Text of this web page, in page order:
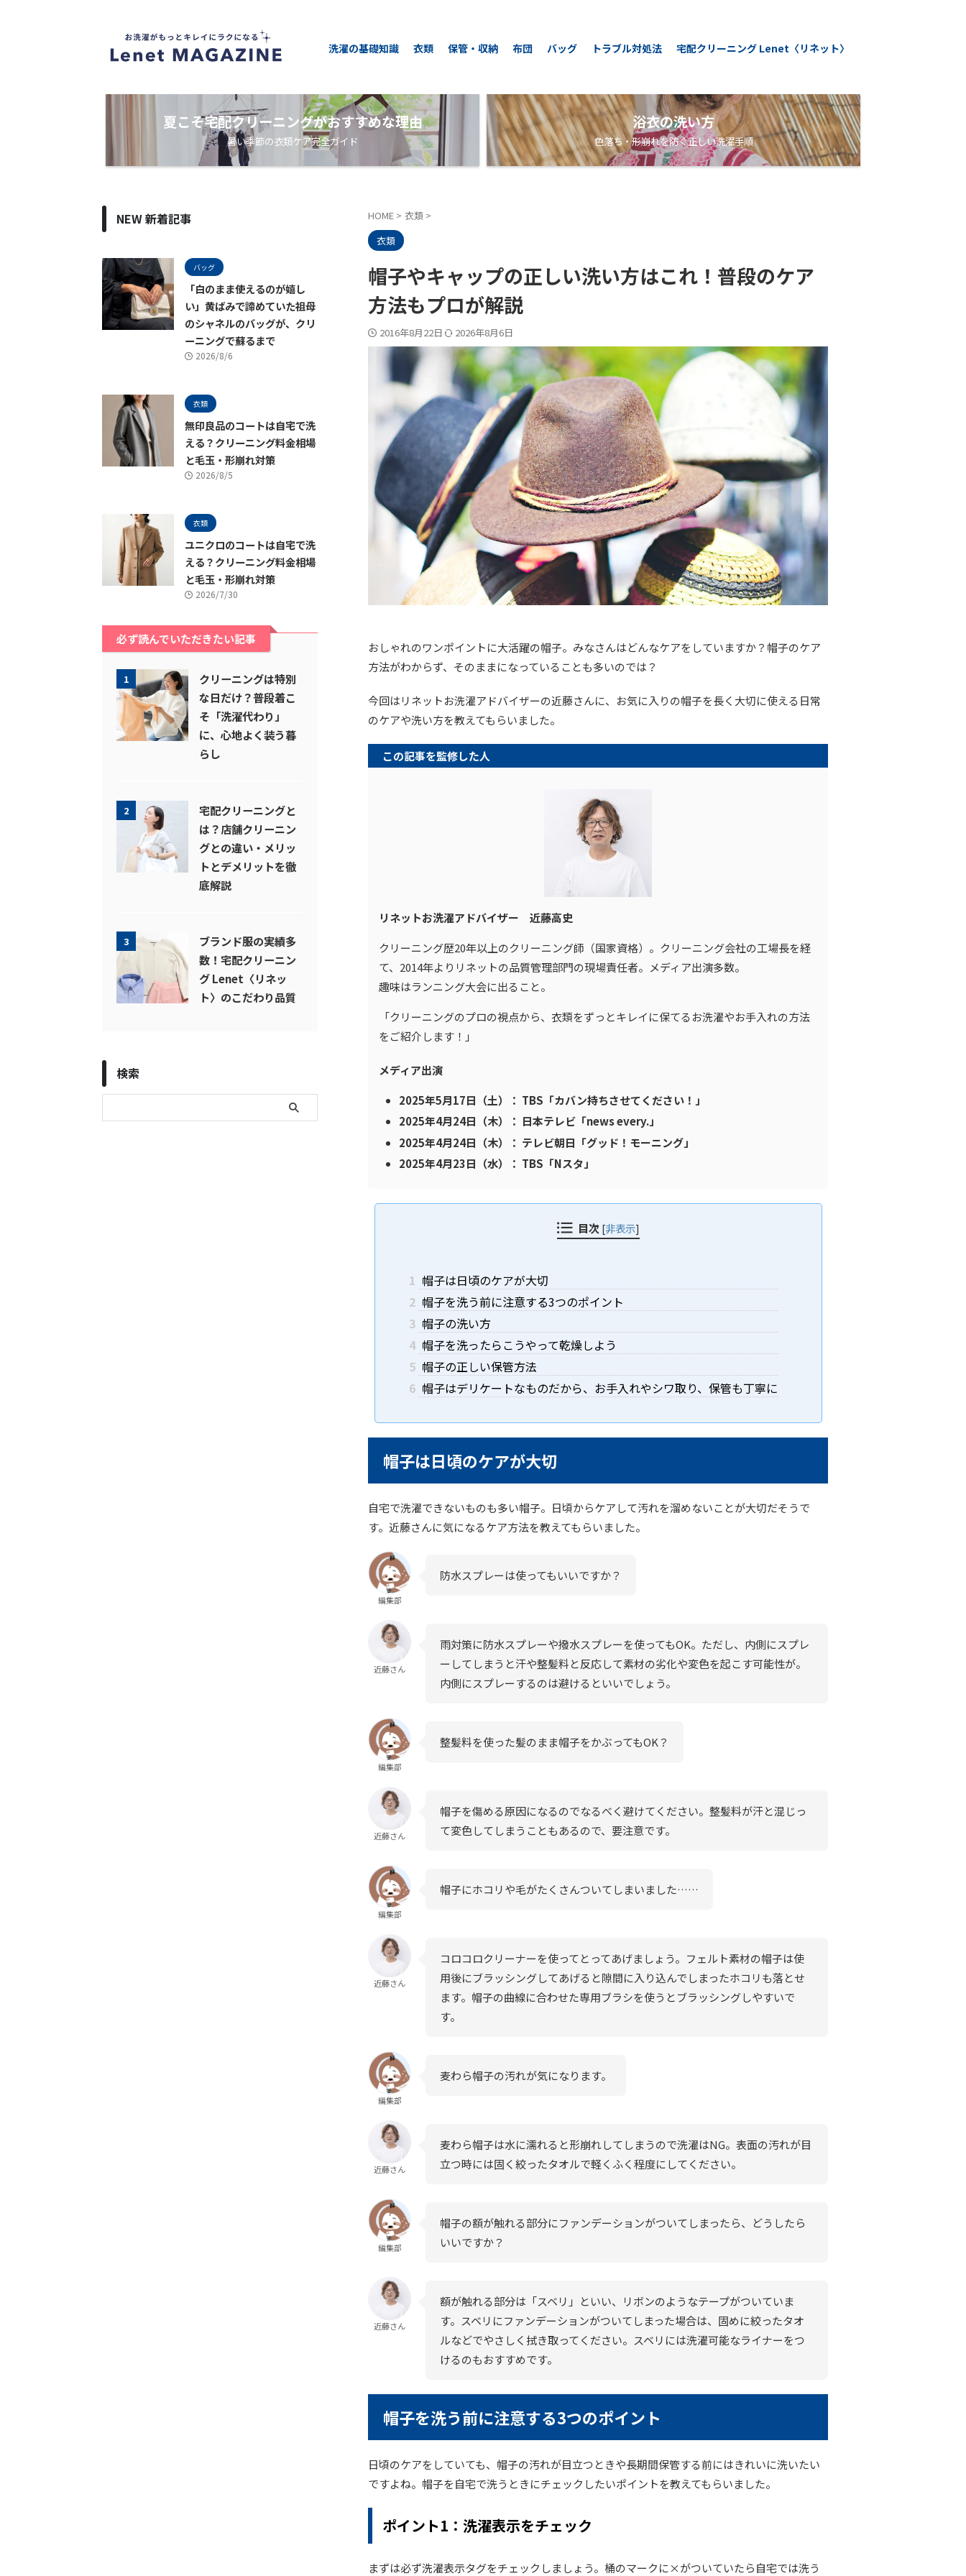
類
ケ
洗
ウ
ハ
ウ
メ
洗濯の基礎知識 衣類 保管・収納 布団 バッグ トラブル対処法 宅配クリーニング Lenet〈リネット〉
夏こそ宅配クリーニングがおすすめな理由
暑い季節の衣類ケア完全ガイド
浴衣の洗い方
色落ち・形崩れを防ぐ正しい洗濯手順
HOME > 衣類 >
衣類
帽子やキャップの正しい洗い方はこれ！普段のケア
方法もプロが解説
2016年8月22日 2026年8月6日
おしゃれのワンポイントに大活躍の帽子。みなさんはどんなケアをしていますか？帽子のケア
方法がわからず、そのままになっていることも多いのでは？
今回はリネットお洗濯アドバイザーの近藤さんに、お気に入りの帽子を長く大切に使える日常
のケアや洗い方を教えてもらいました。
この記事を監修した人
リネットお洗濯アドバイザー 近藤高史
クリーニング歴20年以上のクリーニング師（国家資格）。クリーニング会社の工場長を経
て、2014年よりリネットの品質管理部門の現場責任者。メディア出演多数。
趣味はランニング大会に出ること。
「クリーニングのプロの視点から、衣類をずっとキレイに保てるお洗濯やお手入れの方法
をご紹介します！」
メディア出演
2025年5月17日（土）： TBS「カバン持ちさせてください！」
2025年4月24日（木）： 日本テレビ「news every.」
2025年4月24日（木）： テレビ朝日「グッド！モーニング」
2025年4月23日（水）： TBS「Nスタ」
目次 [非表示]
1 帽子は日頃のケアが大切
2 帽子を洗う前に注意する3つのポイント
3 帽子の洗い方
4 帽子を洗ったらこうやって乾燥しよう
5 帽子の正しい保管方法
6 帽子はデリケートなものだから、お手入れやシワ取り、保管も丁寧に
帽子は日頃のケアが大切
自宅で洗濯できないものも多い帽子。日頃からケアして汚れを溜めないことが大切だそうで
す。近藤さんに気になるケア方法を教えてもらいました。
編集部
防水スプレーは使ってもいいですか？
近藤さん
雨対策に防水スプレーや撥水スプレーを使ってもOK。ただし、内側にスプレ
ーしてしまうと汗や整髪料と反応して素材の劣化や変色を起こす可能性が。
内側にスプレーするのは避けるといいでしょう。
編集部
整髪料を使った髪のまま帽子をかぶってもOK？
近藤さん
帽子を傷める原因になるのでなるべく避けてください。整髪料が汗と混じっ
て変色してしまうこともあるので、要注意です。
編集部
帽子にホコリや毛がたくさんついてしまいました……
近藤さん
コロコロクリーナーを使ってとってあげましょう。フェルト素材の帽子は使
用後にブラッシングしてあげると隙間に入り込んでしまったホコリも落とせ
ます。帽子の曲線に合わせた専用ブラシを使うとブラッシングしやすいで
す。
編集部
麦わら帽子の汚れが気になります。
近藤さん
麦わら帽子は水に濡れると形崩れしてしまうので洗濯はNG。表面の汚れが目
立つ時には固く絞ったタオルで軽くふく程度にしてください。
編集部
帽子の額が触れる部分にファンデーションがついてしまったら、どうしたら
いいですか？
近藤さん
額が触れる部分は「スベリ」といい、リボンのようなテープがついていま
す。スベリにファンデーションがついてしまった場合は、固めに絞ったタオ
ルなどでやさしく拭き取ってください。スベリには洗濯可能なライナーをつ
けるのもおすすめです。
帽子を洗う前に注意する3つのポイント
日頃のケアをしていても、帽子の汚れが目立つときや長期間保管する前にはきれいに洗いたい
ですよね。帽子を自宅で洗うときにチェックしたいポイントを教えてもらいました。
ポイント1：洗濯表示をチェック
まずは必ず洗濯表示タグをチェックしましょう。桶のマークに×がついていたら自宅では洗う
NEW 新着記事
バッグ
「白のまま使えるのが嬉し
い」黄ばみで諦めていた祖母
のシャネルのバッグが、クリ
ーニングで蘇るまで
2026/8/6
衣類
無印良品のコートは自宅で洗
える？クリーニング料金相場
と毛玉・形崩れ対策
2026/8/5
衣類
ユニクロのコートは自宅で洗
える？クリーニング料金相場
と毛玉・形崩れ対策
2026/7/30
必ず読んでいただきたい記事
1
クリーニングは特別
な日だけ？普段着こ
そ「洗濯代わり」
に、心地よく装う暮
らし
2
宅配クリーニングと
は？店舗クリーニン
グとの違い・メリッ
トとデメリットを徹
底解説
3
ブランド服の実績多
数！宅配クリーニン
グ Lenet〈リネッ
ト〉のこだわり品質
検索